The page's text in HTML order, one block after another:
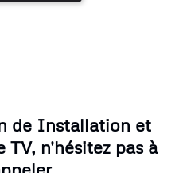
de Installation et
TV, n'hésitez pas à